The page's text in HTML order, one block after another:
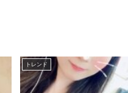
トレンド